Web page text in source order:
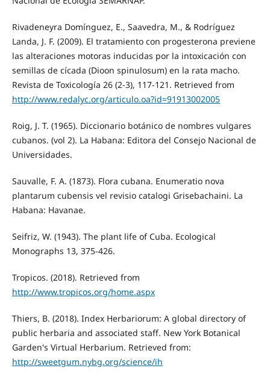
Rivadeneyra Domínguez, E., Saavedra, M., & Rodríguez
Landa, J. F. (2009). El tratamiento con progesterona previene
las alteraciones motoras inducidas por la intoxicación con
semillas de cícada (Dioon spinulosum) en la rata macho.
Revista de Toxicología 26 (2-3), 117-121. Retrieved from
http://www.redalyc.org/articulo.oa?id=91913002005
Roig, J. T. (1965). Diccionario botánico de nombres vulgares
cubanos. (vol 2). La Habana: Editora del Consejo Nacional de
Universidades.
Sauvalle, F. A. (1873). Flora cubana. Enumeratio nova
plantarum cubensis vel revisio catalogi Grisebachaini. La
Habana: Havanae.
Seifriz, W. (1943). The plant life of Cuba. Ecological
Monographs 13, 375-426.
Tropicos. (2018). Retrieved from
http://www.tropicos.org/home.aspx
Thiers, B. (2018). Index Herbariorum: A global directory of
public herbaria and associated staff. New York Botanical
Garden's Virtual Herbarium. Retrieved from:
http://sweetgum.nybg.org/science/ih